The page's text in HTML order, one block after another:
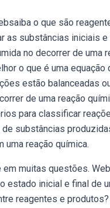
o que são
substâncias iniciais
no decorrer de uma
o que é uma
estão balanceadas
de uma reação
para classificar
substâncias
uma reação química.
muitas questões.
estado inicial e final de
reagentes e